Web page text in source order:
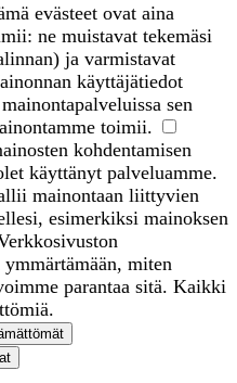
evästeet ovat aina
ne muistavat tekemäsi
ja varmistavat
käyttäjätiedot
sen
toimii.
kohdentamisen
käyttänyt palveluamme.
mainontaan liittyvien
esimerkiksi mainoksen
miten
parantaa sitä. Kaikki